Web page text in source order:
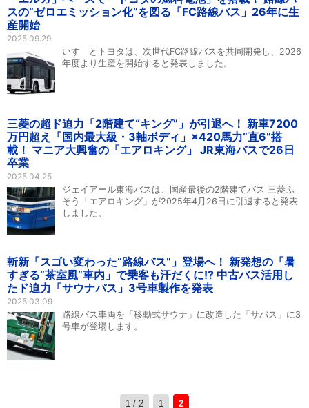
スの“ゼロエミッション化”を図る「FC路線バス」26年に生
産開始
2025.09.29
いすゞとトヨタは、次世代FC路線バスを共同開発し、2026
年度より生産を開始すると発表しました。
三菱の超ド迫力「2階建て“キング”」が引退へ！ 新車7200
万円超え「国内最大級・3軸ボディ」×420馬力“直6”搭
載！ マニア大興奮の「エアロキング」 JR東海バスで26日
卒業
2025.04.25
ジェイアール東海バスは、国産最後の2階建てバス 三菱ふ
そう「エアロキング」が2025年4月26日に引退すると発表
しました。
斬新「スゴい変わった“路線バス”」登場へ！ 新発想の「暑
すぎる“茶室風”車内」で乗客も汗だくに!? 中古バス活用し
たド迫力「サウナバス」3号車製作を発表
2025.03.09
路線バス車両を「移動式サウナ」に改造した「サバス」に3
号車が登場します。
1 / 2 1 2